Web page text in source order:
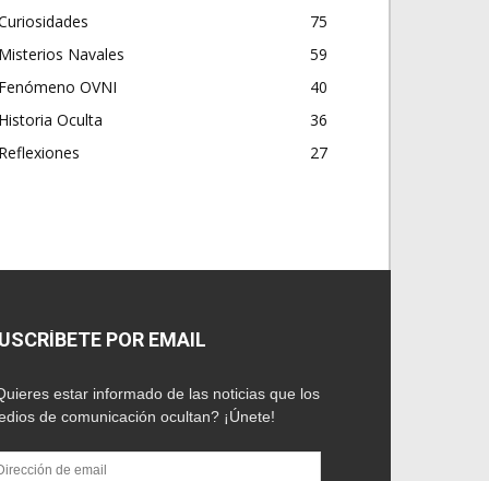
75
Misterios Navales
59
Fenómeno OVNI
40
Historia Oculta
36
Reflexiones
27
POR EMAIL
estar informado de las noticias que los
de comunicación ocultan? ¡Únete!